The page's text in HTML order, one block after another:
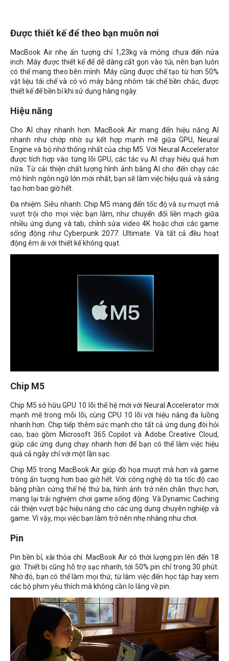
Được thiết kế để theo bạn muôn nơi
MacBook Air nhẹ ấn tượng chỉ 1,23kg và mỏng chưa đến nửa
inch. Máy được thiết kế để dễ dàng cất gọn vào túi, nên bạn luôn
có thể mang theo bên mình. Máy cũng được chế tạo từ hơn 50%
vật liệu tái chế và có vỏ máy bằng nhôm tái chế bền chắc, được
thiết kế để bền bỉ khi sử dụng hàng ngày.
Hiệu năng
Cho AI chạy nhanh hơn. MacBook Air mang đến hiệu năng AI
nhanh như chớp nhờ sự kết hợp mạnh mẽ giữa GPU, Neural
Engine và bộ nhớ thống nhất của chip M5. Với Neural Accelerator
được tích hợp vào từng lõi GPU, các tác vụ AI chạy hiệu quả hơn
nữa. Từ cải thiện chất lượng hình ảnh bằng AI cho đến chạy các
mô hình ngôn ngữ lớn mới nhất, bạn sẽ làm việc hiệu quả và sáng
tạo hơn bao giờ hết.
Đa nhiệm. Siêu nhanh. Chip M5 mang đến tốc độ và sự mượt mà
vượt trội cho mọi việc bạn làm, như chuyển đổi liền mạch giữa
nhiều ứng dụng và tab, chỉnh sửa video 4K hoặc chơi các game
sống động như Cyberpunk 2077: Ultimate. Và tất cả đều hoạt
động êm ái với thiết kế không quạt.
Chip M5
Chip M5 sở hữu GPU 10 lõi thế hệ mới với Neural Accelerator mới
mạnh mẽ trong mỗi lõi, cùng CPU 10 lõi với hiệu năng đa luồng
nhanh hơn. Chip tiếp thêm sức mạnh cho tất cả ứng dụng đòi hỏi
cao, bao gồm Microsoft 365 Copilot và Adobe Creative Cloud,
giúp các ứng dụng chạy nhanh hơn để bạn có thể làm việc hiệu
quả cả ngày chỉ với một lần sạc.
Chip M5 trong MacBook Air giúp đồ họa mượt mà hơn và game
trông ấn tượng hơn bao giờ hết. Với công nghệ dò tia tốc độ cao
bằng phần cứng thế hệ thứ ba, hình ảnh trở nên chân thực hơn,
mang lại trải nghiệm chơi game sống động. Và Dynamic Caching
cải thiện vượt bậc hiệu năng cho các ứng dụng chuyên nghiệp và
game. Vì vậy, mọi việc bạn làm trở nên nhẹ nhàng như chơi.
Pin
Pin bền bỉ, xài thỏa chí. MacBook Air có thời lượng pin lên đến 18
giờ. Thiết bị cũng hỗ trợ sạc nhanh, tới 50% pin chỉ trong 30 phút.
Nhờ đó, bạn có thể làm mọi thứ, từ làm việc đến học tập hay xem
các bộ phim yêu thích mà không cần lo lắng về pin.